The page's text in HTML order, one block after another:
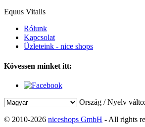
Equus Vitalis
Rólunk
Kapcsolat
Üzleteink - nice shops
Kövessen minket itt:
Ország / Nyelv
© 2010-2026 niceshops GmbH - All rights